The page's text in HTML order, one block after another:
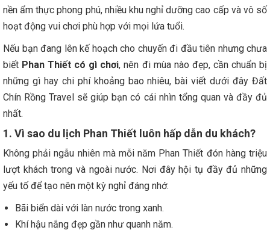
nền ẩm thực phong phú, nhiều khu nghỉ dưỡng cao cấp và vô số
hoạt động vui chơi phù hợp với mọi lứa tuổi.
Nếu bạn đang lên kế hoạch cho chuyến đi đầu tiên nhưng chưa
biết Phan Thiết có gì chơi, nên đi mùa nào đẹp, cần chuẩn bị
những gì hay chi phí khoảng bao nhiêu, bài viết dưới đây Đất
Chín Rồng Travel sẽ giúp bạn có cái nhìn tổng quan và đầy đủ
nhất.
1. Vì sao du lịch Phan Thiết luôn hấp dẫn du khách?
Không phải ngẫu nhiên mà mỗi năm Phan Thiết đón hàng triệu
lượt khách trong và ngoài nước. Nơi đây hội tụ đầy đủ những
yếu tố để tạo nên một kỳ nghỉ đáng nhớ:
Bãi biển dài với làn nước trong xanh.
Khí hậu nắng đẹp gần như quanh năm.